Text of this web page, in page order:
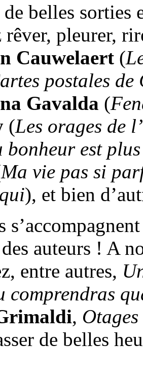
belles sorties
rêver, pleurer,
Cauwelaert (
postales de
Gavalda (
(Les orages de
bonheur est
Ma vie pas si
), et bien
auteurs ! A
entre autres,
comprendras
,
de belles